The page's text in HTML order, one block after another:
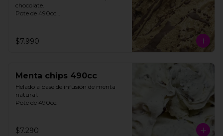
chocolate.
Pote de 490cc
$7.990
Menta chips 490cc
Helado a base de infusión de menta
natural.
Pote de 490cc.
$7.290